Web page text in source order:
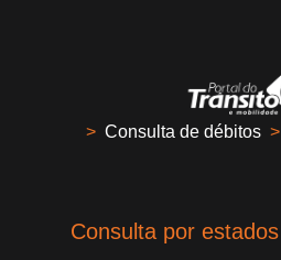
> Consulta de débitos >
Consulta por estados